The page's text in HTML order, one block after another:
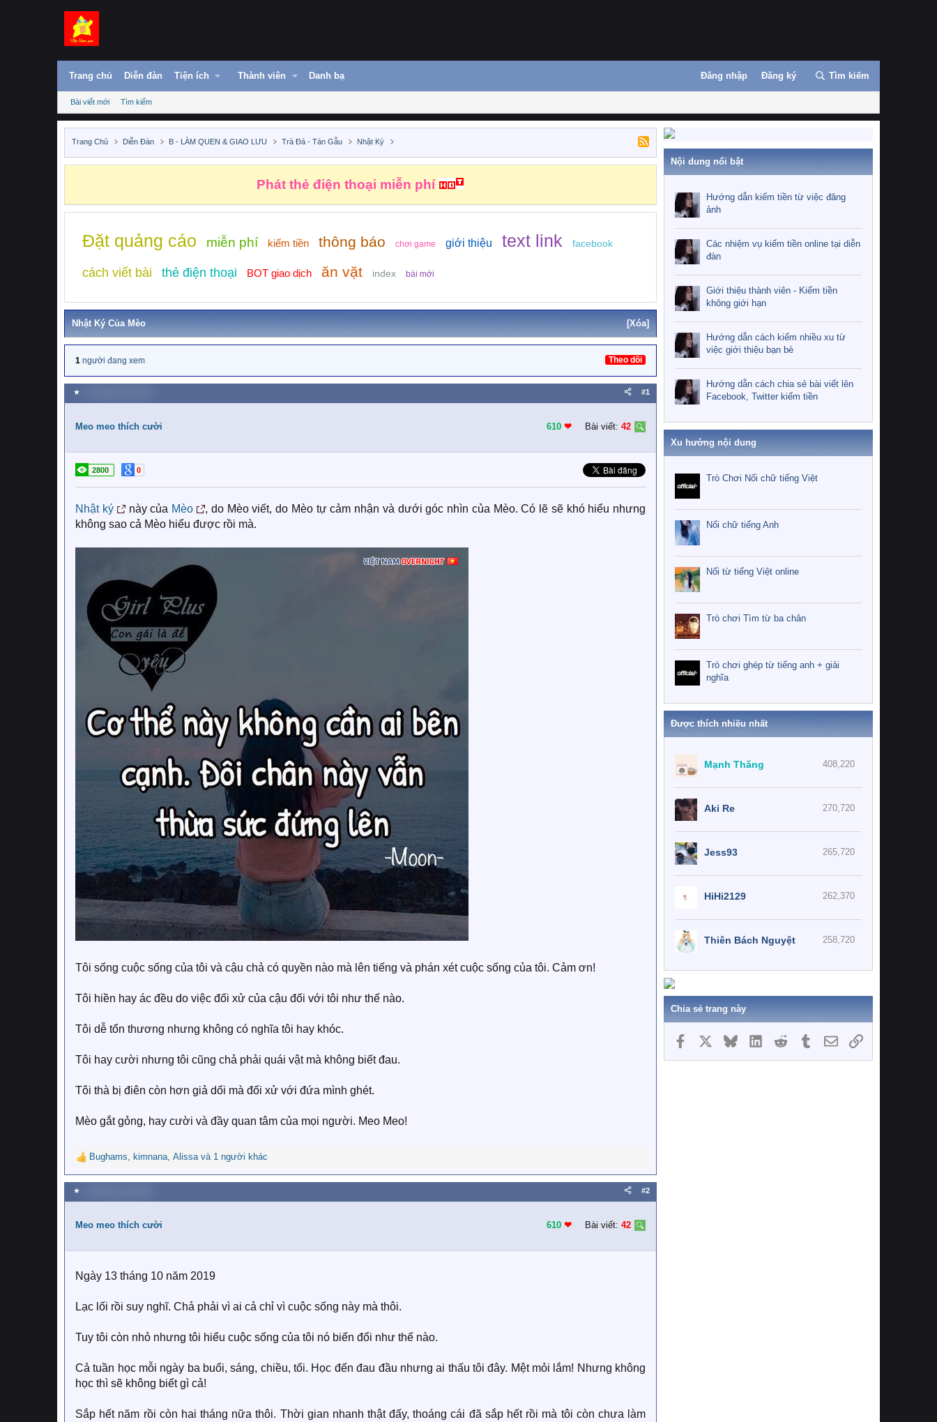
Trang chủ Diễn đàn Tiện ích Thành viên Danh bạ Đăng nhập Đăng ký Tìm kiếm
Bài viết mới Tìm kiếm
Trang Chủ Diễn Đàn B - LÀM QUEN & GIAO LƯU Trà Đá - Tán Gẫu Nhật Ký
Phát thẻ điện thoại miễn phí
Đặt quảng cáo miễn phí kiếm tiền thông báo chơi game giới thiệu text link facebook
cách viết bài thẻ điện thoại BOT giao dịch ăn vặt index bài mới
Nhật Ký Của Mèo [Xóa]
1 người đang xem Theo dõi
★ #1
Meo meo thích cười 610 ❤︎ Bài viết: 42
2800 0
Nhật ký này của Mèo
, do Mèo viết, do Mèo tự cảm nhận và dưới góc nhìn của Mèo. Có lẽ sẽ khó hiểu nhưng
không sao cả Mèo hiểu được rồi mà.
Tôi sống cuộc sống của tôi và cậu chả có quyền nào mà lên tiếng và phán xét cuộc sống của tôi. Cảm ơn!
Tôi hiền hay ác đều do việc đối xử của cậu đối với tôi như thế nào.
Tôi dễ tổn thương nhưng không có nghĩa tôi hay khóc.
Tôi hay cười nhưng tôi cũng chả phải quái vật mà không biết đau.
Tôi thà bị điên còn hơn giả dối mà đối xử với đứa mình ghét.
Mèo gắt gỏng, hay cười và đầy quan tâm của mọi người. Meo Meo!
R
e
a
c
i
n
:
Bughams, kimnana, Alissavà 1 người khác
★ #2
Meo meo thích cười 610 ❤︎ Bài viết: 42
Ngày 13 tháng 10 năm 2019
Lạc lối rồi suy nghĩ. Chả phải vì ai cả chỉ vì cuộc sống này mà thôi.
Tuy tôi còn nhỏ nhưng tôi hiểu cuộc sống của tôi nó biến đổi như thế nào.
Cả tuần học mỗi ngày ba buổi, sáng, chiều, tối. Học đến đau đầu nhưng ai thấu tôi đây. Mệt mỏi lắm! Nhưng không
học thì sẽ không biết gì cả!
Sắp hết năm rồi còn hai tháng nữa thôi. Thời gian nhanh thật đấy, thoáng cái đã sắp hết rồi mà tôi còn chưa làm
Nội dung nổi bật
Hướng dẫn kiếm tiền từ việc đăng
ảnh
Các nhiệm vụ kiếm tiền online tại diễn
đàn
Giới thiệu thành viên - Kiếm tiền
không giới hạn
Hướng dẫn cách kiếm nhiều xu từ
việc giới thiệu bạn bè
Hướng dẫn cách chia sẻ bài viết lên
Facebook, Twitter kiếm tiền
Xu hướng nội dung
Trò Chơi Nối chữ tiếng Việt
Nối chữ tiếng Anh
Nối từ tiếng Việt online
Trò chơi Tìm từ ba chân
Trò chơi ghép từ tiếng anh + giải
nghĩa
Được thích nhiều nhất
408,220
Mạnh Thăng
270,720
Aki Re
265,720
Jess93
262,370
HiHi2129
258,720
Thiên Bách Nguyệt
Chia sẻ trang này
Facebook BlueskyLinkedInReddit TumblrEmailLink